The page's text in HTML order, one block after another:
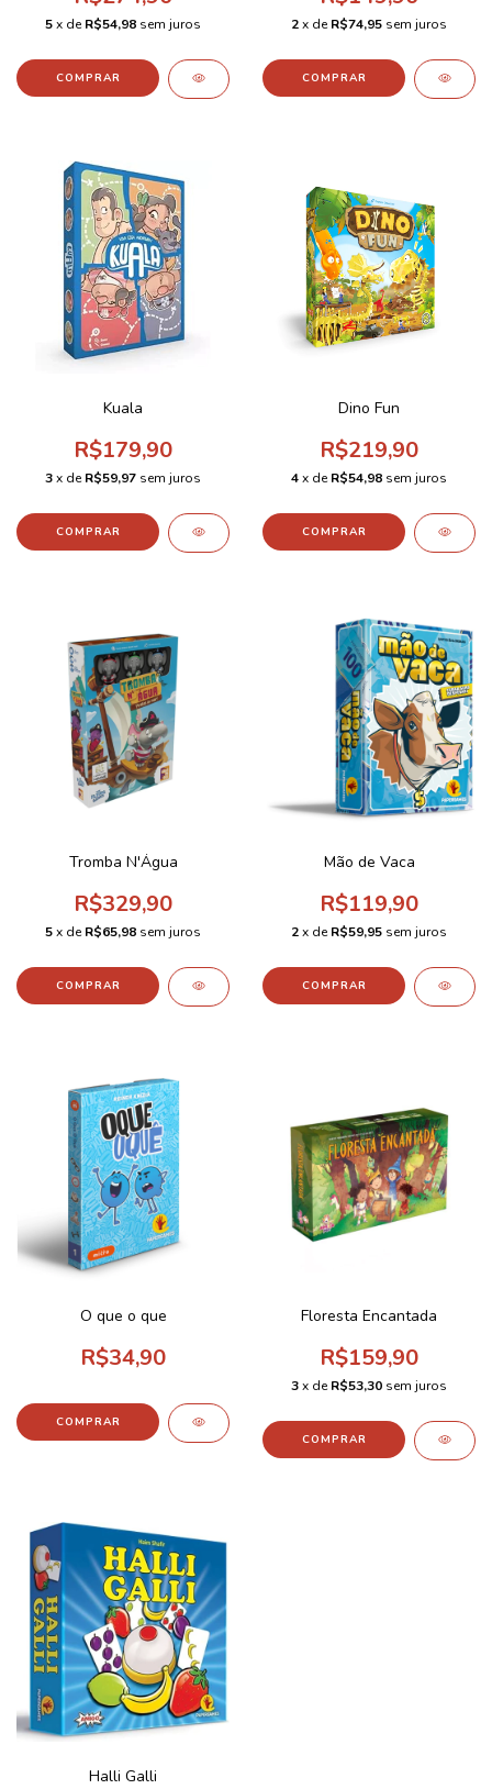
5x deR$54,98 sem juros 2x deR$74,95 sem juros
Kuala
R$179,90
3x deR$59,97 sem juros
Dino Fun
R$219,90
4x deR$54,98 sem juros
Tromba N'Água
R$329,90
5x deR$65,98 sem juros
Mão de Vaca
R$119,90
2x deR$59,95 sem juros
O que o que
R$34,90
Floresta Encantada
R$159,90
3x deR$53,30 sem juros
Halli Galli